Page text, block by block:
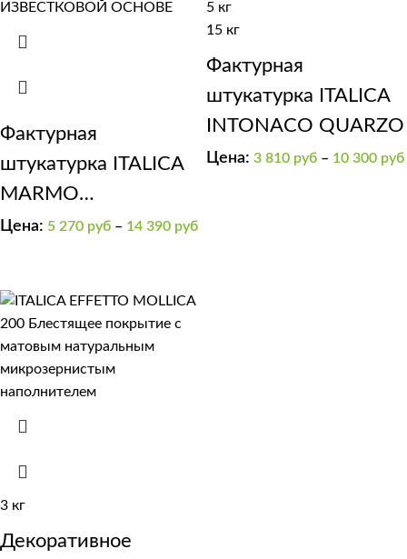
Фактурная
штукатурка ITALICA
MARMO
TRAVERTINO 500
Цена: 5 270 руб – 14 390 руб
5 кг
15 кг
Фактурная
штукатурка ITALICA
INTONACO QUARZO
Цена: 3 810 руб – 10 300 руб
3 кг
Декоративное